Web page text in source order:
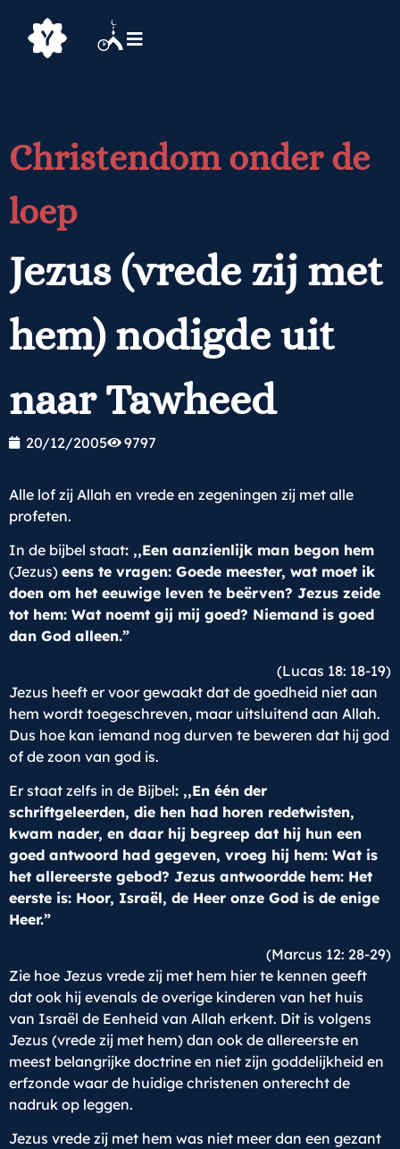
Christendom onder de
loep
Jezus (vrede zij met
hem) nodigde uit
naar Tawheed
20/12/2005 9797
Alle lof zij Allah en vrede en zegeningen zij met alle
profeten.
In de bijbel staat: ,,Een aanzienlijk man begon hem
(Jezus) eens te vragen: Goede meester, wat moet ik
doen om het eeuwige leven te beërven? Jezus zeide
tot hem: Wat noemt gij mij goed? Niemand is goed
dan God alleen.”
(Lucas 18: 18-19)
Jezus heeft er voor gewaakt dat de goedheid niet aan
hem wordt toegeschreven, maar uitsluitend aan Allah.
Dus hoe kan iemand nog durven te beweren dat hij god
of de zoon van god is.
Er staat zelfs in de Bijbel: ,,En één der
schriftgeleerden, die hen had horen redetwisten,
kwam nader, en daar hij begreep dat hij hun een
goed antwoord had gegeven, vroeg hij hem: Wat is
het allereerste gebod? Jezus antwoordde hem: Het
eerste is: Hoor, Israël, de Heer onze God is de enige
Heer.”
(Marcus 12: 28-29)
Zie hoe Jezus vrede zij met hem hier te kennen geeft
dat ook hij evenals de overige kinderen van het huis
van Israël de Eenheid van Allah erkent. Dit is volgens
Jezus (vrede zij met hem) dan ook de allereerste en
meest belangrijke doctrine en niet zijn goddelijkheid en
erfzonde waar de huidige christenen onterecht de
nadruk op leggen.
Jezus vrede zij met hem was niet meer dan een gezant